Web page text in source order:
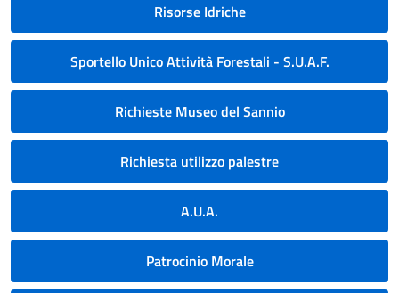
Risorse Idriche
Sportello Unico Attività Forestali - S.U.A.F.
Richieste Museo del Sannio
Richiesta utilizzo palestre
A.U.A.
Patrocinio Morale